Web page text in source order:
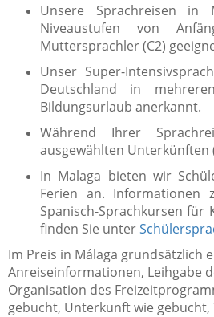
Unsere Sprachreisen
Niveaustufen von
Muttersprachler (C2)
Unser Super-
Deutschland in
Bildungsurlaub anerkannt.
Während Ihrer
ausgewählten Unterkünften
In Malaga bieten wir
Ferien an. Informationen
Spanisch-Sprachkursen für
finden Sie unter
Im Preis in Málaga grundsätzlich
Anreiseinformationen, Leihgabe
Organisation des
gebucht, Unterkunft wie